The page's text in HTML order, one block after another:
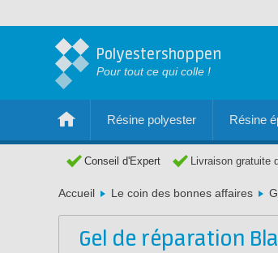
Polyestershoppen
Pour tout ce qui colle !
Résine polyester Résine
Conseil d'Expert Livraison gratuite
Accueil Le coin des bonnes affaires
Gel de réparation